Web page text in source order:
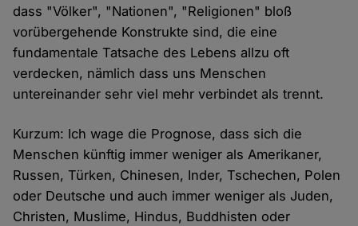
dass "Völker", "Nationen", "Religionen" bloß
vorübergehende Konstrukte sind, die eine
fundamentale Tatsache des Lebens allzu oft
verdecken, nämlich dass uns Menschen
untereinander sehr viel mehr verbindet als trennt.
Kurzum: Ich wage die Prognose, dass sich die
Menschen künftig immer weniger als Amerikaner,
Russen, Türken, Chinesen, Inder, Tschechen, Polen
oder Deutsche und auch immer weniger als Juden,
Christen, Muslime, Hindus, Buddhisten oder